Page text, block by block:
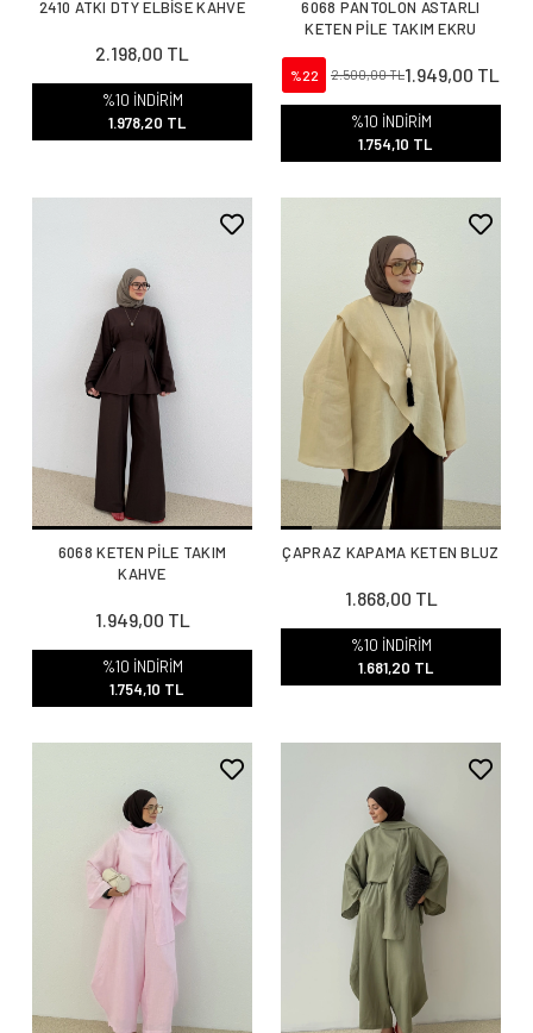
2410 ATKI DTY ELBİSE KAHVE
2.198,00 TL
%10 İNDİRİM
1.978,20 TL
6068 PANTOLON ASTARLI
KETEN PİLE TAKIM EKRU
%22 2.500,00 TL1.949,00 TL
%10 İNDİRİM
1.754,10 TL
6068 KETEN PİLE TAKIM
KAHVE
1.949,00 TL
%10 İNDİRİM
1.754,10 TL
ÇAPRAZ KAPAMA KETEN BLUZ
1.868,00 TL
%10 İNDİRİM
1.681,20 TL